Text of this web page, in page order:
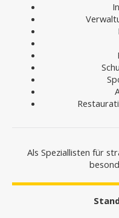
Als Speziallisten für